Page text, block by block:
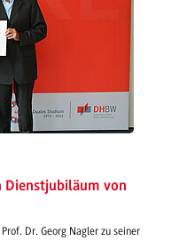
Dienstjubiläum von
Dr. Georg Nagler zu seiner